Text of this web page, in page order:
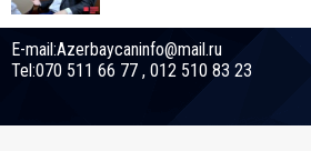
E-mail:Azerbaycaninfo@mail.ru
Tel:070 511 66 77 , 012 510 83 23